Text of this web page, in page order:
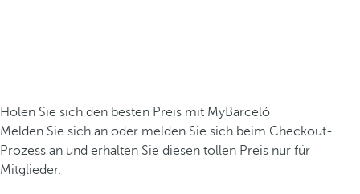
Holen Sie sich den besten Preis mit MyBarceló
Melden Sie sich an oder melden Sie sich beim Checkout-
Prozess an und erhalten Sie diesen tollen Preis nur für
Mitglieder.